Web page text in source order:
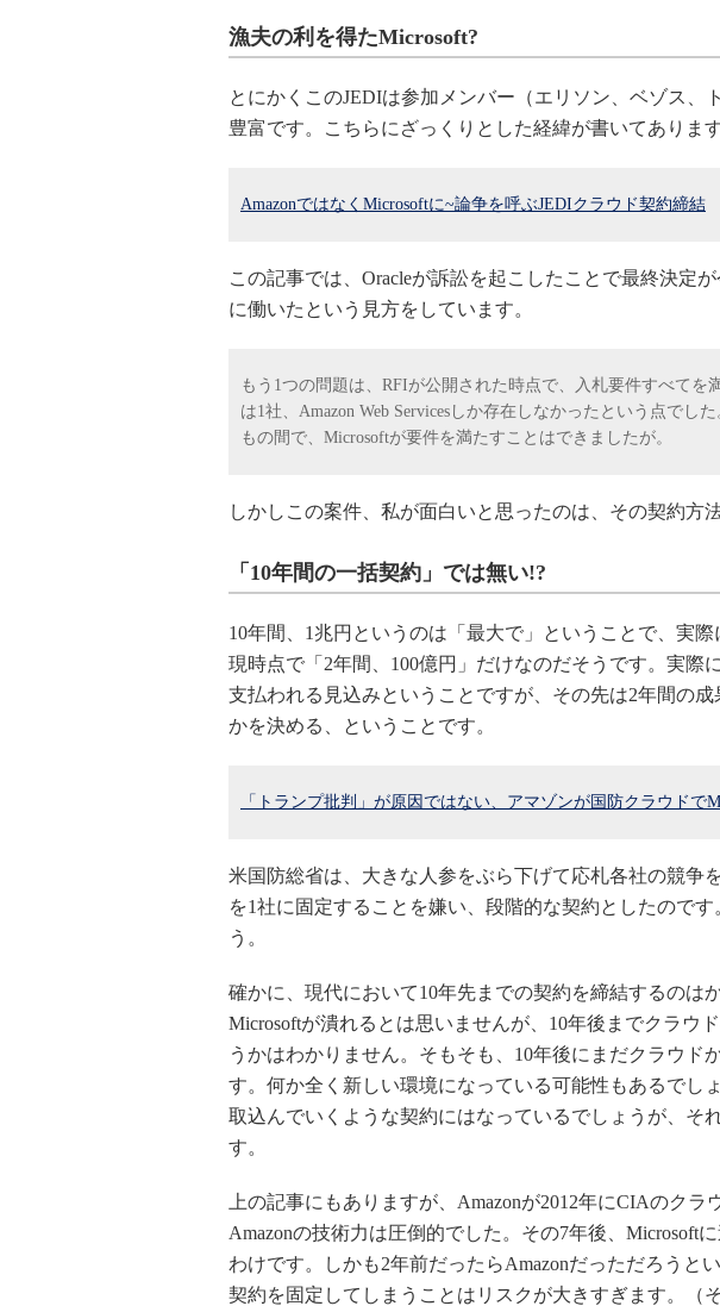
漁夫の利を得たMicrosoft?
とにかくこのJEDIは参加メンバー（エリソン、ベゾス、
豊富です。こちらにざっくりとした経緯が書いてあります
AmazonではなくMicrosoftに~論争を呼ぶJEDIクラウド契約締結
この記事では、Oracleが訴訟を起こしたことで最終決定
に働いたという見方をしています。
もう1つの問題は、RFIが公開された時点で、入札要件すべてを
は1社、Amazon Web Servicesしか存在しなかったという点でし
もの間で、Microsoftが要件を満たすことはできましたが。
しかしこの案件、私が面白いと思ったのは、その契約方法
「10年間の一括契約」では無い!?
10年間、1兆円というのは「最大で」ということで、実
現時点で「2年間、100億円」だけなのだそうです。実際
支払われる見込みということですが、その先は2年間の
かを決める、ということです。
「トランプ批判」が原因ではない、アマゾンが国防クラウドで
米国防総省は、大きな人参をぶら下げて応札各社の競争
を1社に固定することを嫌い、段階的な契約としたので
う。
確かに、現代において10年先までの契約を締結するのは
Microsoftが潰れるとは思いませんが、10年後までクラウ
うかはわかりません。そもそも、10年後にまだクラウド
す。何か全く新しい環境になっている可能性もあるでし
取込んでいくような契約にはなっているでしょうが、そ
す。
上の記事にもありますが、Amazonが2012年にCIAのクラ
Amazonの技術力は圧倒的でした。その7年後、Microsoft
わけです。しかも2年前だったらAmazonだっただろうと
契約を固定してしまうことはリスクが大きすぎます。（